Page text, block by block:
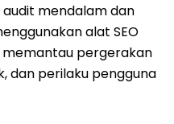
mendalam dan
alat SEO
memantau pergerakan
dan perilaku pengguna